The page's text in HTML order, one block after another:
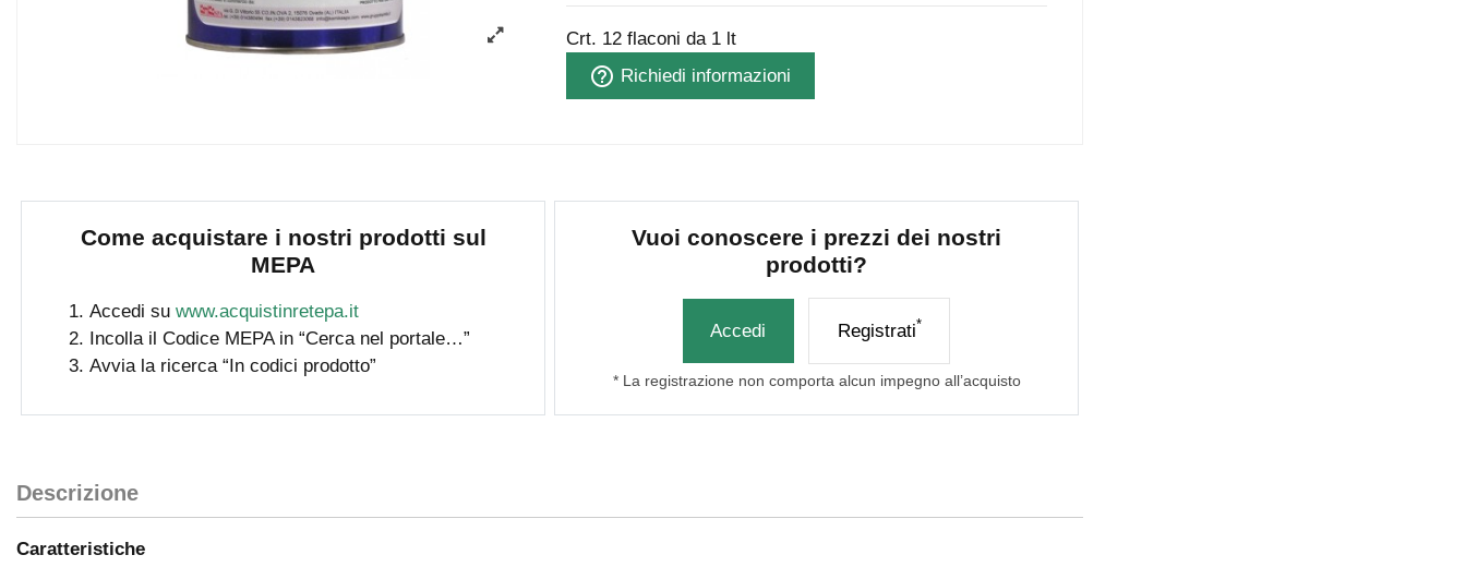
Crt. 12 flaconi da 1 lt
help_outline Richiedi informazioni
Come acquistare i nostri prodotti sul
MEPA
Accedi su www.acquistinretepa.it
Incolla il Codice MEPA in “Cerca nel portale…”
Avvia la ricerca “In codici prodotto”
Vuoi conoscere i prezzi dei nostri
prodotti?
Accedi Registrati*
* La registrazione non comporta alcun impegno all’acquisto
Descrizione
Caratteristiche